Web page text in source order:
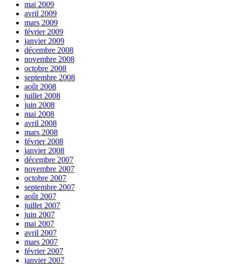
mai 2009
avril 2009
mars 2009
février 2009
janvier 2009
décembre 2008
novembre 2008
octobre 2008
septembre 2008
août 2008
juillet 2008
juin 2008
mai 2008
avril 2008
mars 2008
février 2008
janvier 2008
décembre 2007
novembre 2007
octobre 2007
septembre 2007
août 2007
juillet 2007
juin 2007
mai 2007
avril 2007
mars 2007
février 2007
janvier 2007